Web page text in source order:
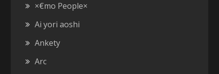
×€mo People×
Ai yori aoshi
Ankety
Arc